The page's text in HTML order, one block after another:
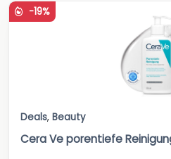
-19%
Deals, Beauty
Cera Ve porentiefe